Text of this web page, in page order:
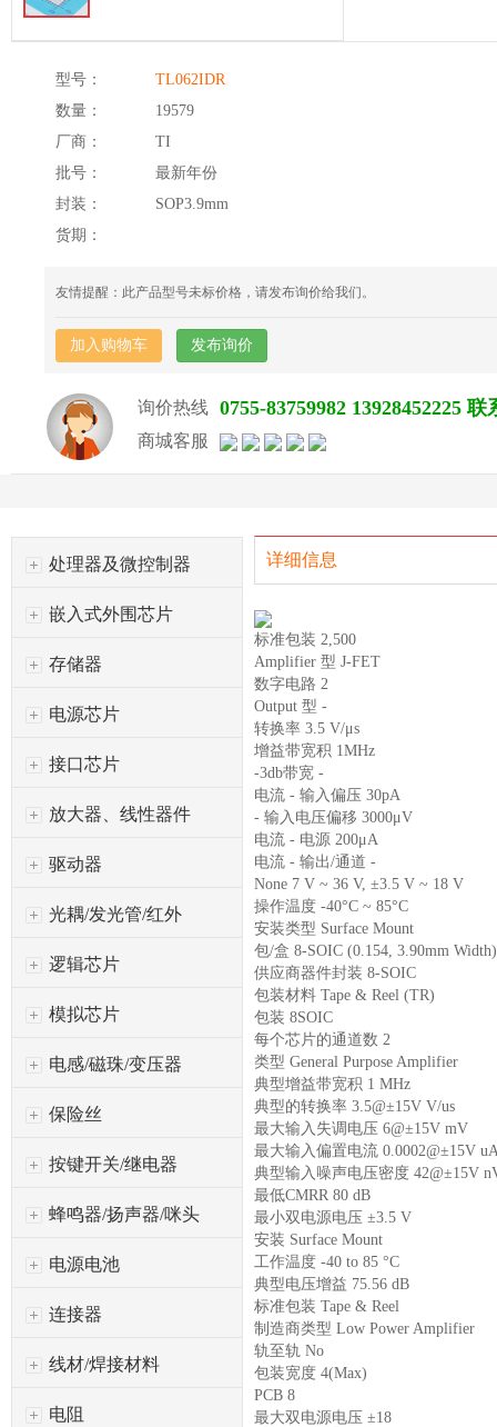
型号：
TL062IDR
数量：
19579
厂商：
TI
批号：
最新年份
封装：
SOP3.9mm
货期：
友情提醒：此产品型号未标价格，请发布询价给我们。
加入购物车 发布询价
询价热线 0755-83759982 13928452225
商城客服
处理器及微控制器
嵌入式外围芯片
存储器
电源芯片
接口芯片
放大器、线性器件
驱动器
光耦/发光管/红外
逻辑芯片
模拟芯片
电感/磁珠/变压器
保险丝
按键开关/继电器
蜂鸣器/扬声器/咪头
电源电池
连接器
线材/焊接材料
电阻
详细信息
标准包装 2,500
Amplifier 型 J-FET
数字电路 2
Output 型 -
转换率 3.5 V/μs
增益带宽积 1MHz
-3db带宽 -
电流 - 输入偏压 30pA
- 输入电压偏移 3000μV
电流 - 电源 200μA
电流 - 输出/通道 -
None 7 V ~ 36 V, ±3.5 V ~ 18 V
操作温度 -40°C ~ 85°C
安装类型 Surface Mount
包/盒 8-SOIC (0.154, 3.90mm Width)
供应商器件封装 8-SOIC
包装材料 Tape & Reel (TR)
包装 8SOIC
每个芯片的通道数 2
类型 General Purpose Amplifier
典型增益带宽积 1 MHz
典型的转换率 3.5@±15V V/us
最大输入失调电压 6@±15V mV
最大输入偏置电流 0.0002@±15V
典型输入噪声电压密度 42@±15V
最低CMRR 80 dB
最小双电源电压 ±3.5 V
安装 Surface Mount
工作温度 -40 to 85 °C
典型电压增益 75.56 dB
标准包装 Tape & Reel
制造商类型 Low Power Amplifier
轨至轨 No
包装宽度 4(Max)
PCB 8
最大双电源电压 ±18